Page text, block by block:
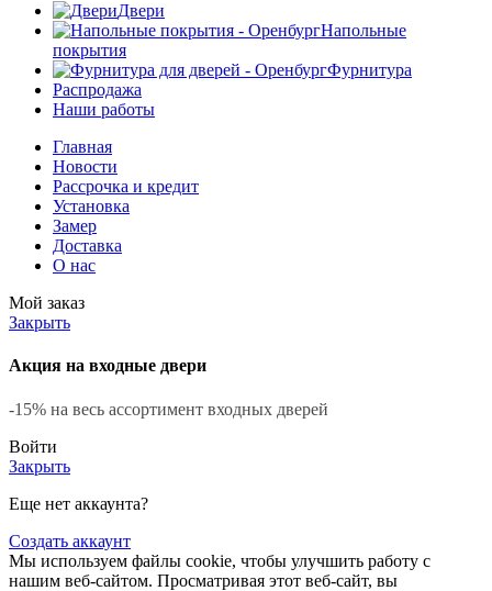
Двери
Напольные
покрытия
Фурнитура
Распродажа
Наши работы
Главная
Новости
Рассрочка и кредит
Установка
Замер
Доставка
О нас
Мой заказ
Закрыть
Акция на входные двери
-15% на весь ассортимент входных дверей
Войти
Закрыть
Еще нет аккаунта?
Создать аккаунт
Мы используем файлы cookie, чтобы улучшить работу с
нашим веб-сайтом. Просматривая этот веб-сайт, вы